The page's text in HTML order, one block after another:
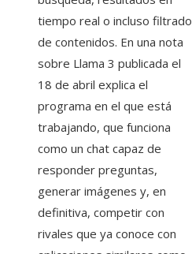
tiempo real o incluso filtrado
de contenidos. En una nota
sobre Llama 3 publicada el
18 de abril explica el
programa en el que está
trabajando, que funciona
como un chat capaz de
responder preguntas,
generar imágenes y, en
definitiva, competir con
rivales que ya conoce con